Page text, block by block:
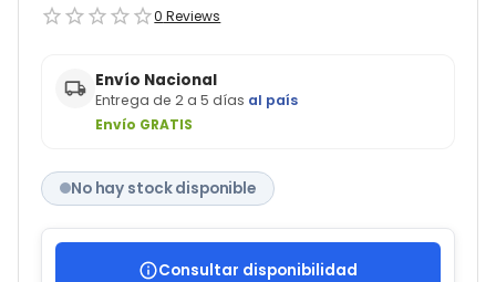
0 Reviews
Envío Nacional
Entrega de 2 a 5 días al país
Envío GRATIS
No hay stock disponible
Consultar disponibilidad